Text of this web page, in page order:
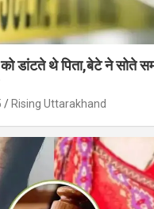
डांटते थे पिता,बेटे ने सोते
Rising Uttarakhand